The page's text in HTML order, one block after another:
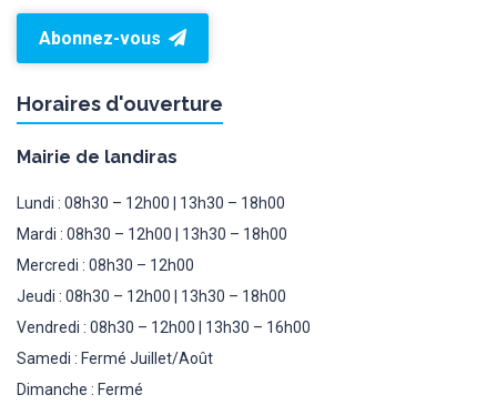
Abonnez-vous
Horaires d'ouverture
Mairie de landiras
Lundi : 08h30 – 12h00 | 13h30 – 18h00
Mardi : 08h30 – 12h00 | 13h30 – 18h00
Mercredi : 08h30 – 12h00
Jeudi : 08h30 – 12h00 | 13h30 – 18h00
Vendredi : 08h30 – 12h00 | 13h30 – 16h00
Samedi : Fermé Juillet/Août
Dimanche : Fermé